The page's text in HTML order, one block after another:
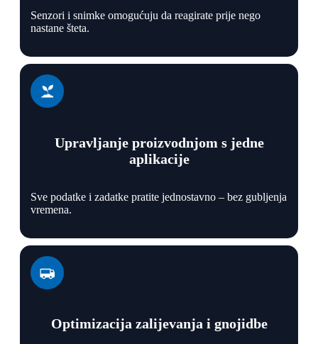
Senzori i snimke omogućuju da reagirate prije nego
nastane šteta.
Upravljanje proizvodnjom s jedne
aplikacije
Sve podatke i zadatke pratite jednostavno – bez gubljenja
vremena.
Optimizacija zalijevanja i gnojidbe